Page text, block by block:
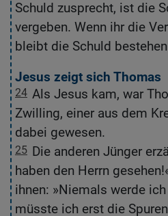
Schuld zusprecht, ist die
vergeben. Wenn ihr die
bleibt die Schuld
Jesus zeigt sich Thomas
24 Als Jesus kam, war
Zwilling, einer aus dem
dabei gewesen.
25 Die anderen Jünger
haben den Herrn
ihnen: »Niemals werde
müsste ich erst die